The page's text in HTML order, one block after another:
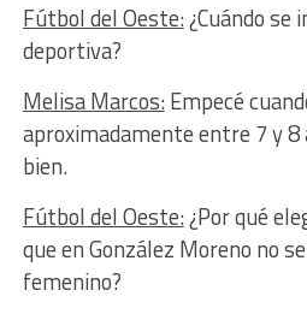
Fútbol del Oeste:¿Cuándo se
deportiva?
Melisa Marcos:Empecé
aproximadamente entre 7 y 8
bien.
Fútbol del Oeste:¿Por qué
que en González Moreno no
femenino?